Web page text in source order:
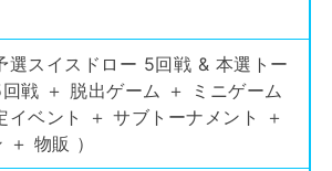
選スイスドロー 5回戦 & 本選トー
戦 ＋ 脱出ゲーム ＋ ミニゲーム
イベント ＋ サブトーナメント ＋
＋ 物販 ）